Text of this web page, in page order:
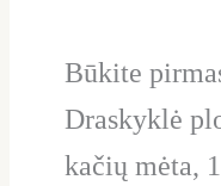
Būkite
Draskyklė
kačių mėta,